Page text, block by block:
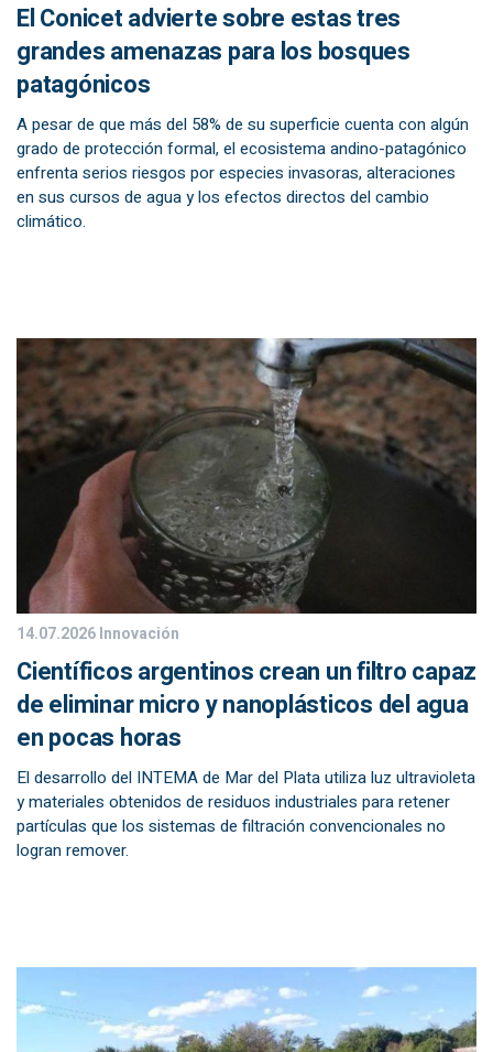
El Conicet advierte sobre estas tres
grandes amenazas para los bosques
patagónicos
A pesar de que más del 58% de su superficie cuenta con algún
grado de protección formal, el ecosistema andino-patagónico
enfrenta serios riesgos por especies invasoras, alteraciones
en sus cursos de agua y los efectos directos del cambio
climático.
14.07.2026Innovación
Científicos argentinos crean un filtro capaz
de eliminar micro y nanoplásticos del agua
en pocas horas
El desarrollo del INTEMA de Mar del Plata utiliza luz ultravioleta
y materiales obtenidos de residuos industriales para retener
partículas que los sistemas de filtración convencionales no
logran remover.